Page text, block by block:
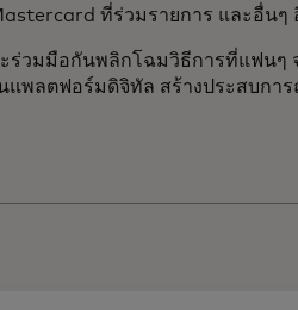
ที่ร่วมรายการ และอื่นๆ
ร่วมมือกันพลิกโฉมวิธีการที่แฟนๆ
แพลตฟอร์มดิจิทัล สร้างประสบกา